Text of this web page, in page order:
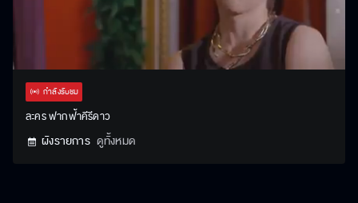
กำลังรับชม
ละคร ฟากฟ้าคีรีดาว
ผังรายการ ดูทั้งหมด